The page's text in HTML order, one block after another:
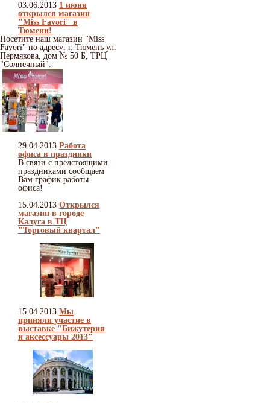
03.06.2013 1 июня
открылся магазин
"Miss Favori" в
Тюмени!
Посетите наш магазин "Miss
Favori" по адресу: г. Тюмень ул.
Пермякова, дом № 50 Б, ТРЦ
"Солнечный".
29.04.2013 Работа
офиса в праздники
В связи с предстоящими
праздниками сообщаем
Вам график работы
офиса!
15.04.2013 Открылся
магазин в городе
Калуга в ТЦ
"Торговый квартал"
15.04.2013 Мы
приняли участие в
выставке "Бижутерия
и аксессуары 2013"